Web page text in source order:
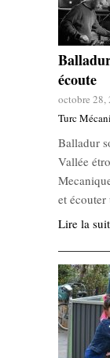
écoute
octobre 28,
Turc
Balladur
Vallée
et écouter
Lire la